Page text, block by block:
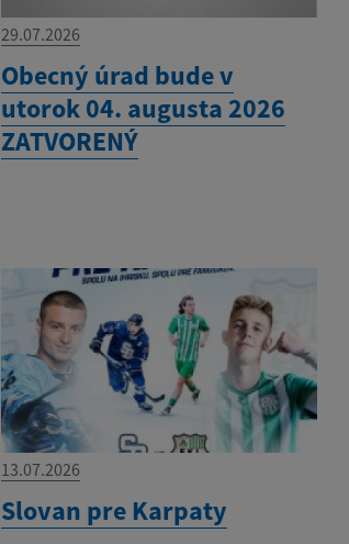
29.07.2026
Obecný úrad bude v
utorok 04. augusta 2026
ZATVORENÝ
13.07.2026
Slovan pre Karpaty